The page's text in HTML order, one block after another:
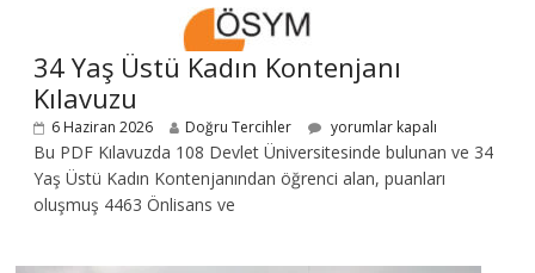
34 Yaş Üstü Kadın Kontenjanı
Kılavuzu
6 Haziran 2026 Doğru Tercihler yorumlar kapalı
Bu PDF Kılavuzda 108 Devlet Üniversitesinde bulunan ve 34
Yaş Üstü Kadın Kontenjanından öğrenci alan, puanları
oluşmuş 4463 Önlisans ve